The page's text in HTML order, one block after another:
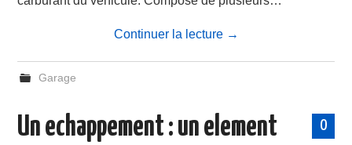
Continuer la lecture →
Garage
0
Un echappement : un element